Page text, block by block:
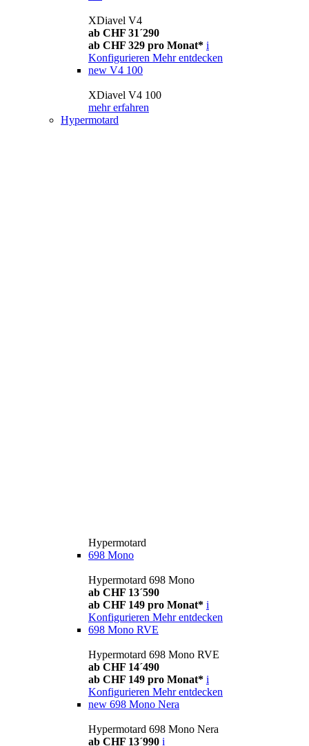
XDiavel V4
ab CHF 31´290
ab CHF 329 pro Monat* i
Konfigurieren Mehr entdecken
new V4 100
XDiavel V4 100
mehr erfahren
Hypermotard
Hypermotard
698 Mono
Hypermotard 698 Mono
ab CHF 13´590
ab CHF 149 pro Monat* i
Konfigurieren Mehr entdecken
698 Mono RVE
Hypermotard 698 Mono RVE
ab CHF 14´490
ab CHF 149 pro Monat* i
Konfigurieren Mehr entdecken
new 698 Mono Nera
Hypermotard 698 Mono Nera
ab CHF 13´990 i